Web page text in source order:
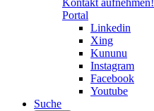
Kontakt aufnehmen!
Portal
Linkedin
Xing
Kununu
Instagram
Facebook
Youtube
Suche